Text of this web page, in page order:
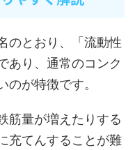
のとおり、「流動性
あり、通常のコンク
のが特徴です。
筋量が増えたりする
充てんすることが難